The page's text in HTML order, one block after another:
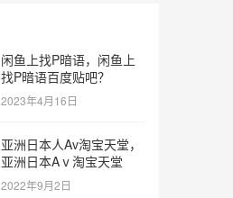
闲鱼上找P暗语，闲鱼上
找P暗语百度贴吧？
2023年4月16日
亚洲日本人Av淘宝天堂，
亚洲日本Aⅴ淘宝天堂
2022年9月2日